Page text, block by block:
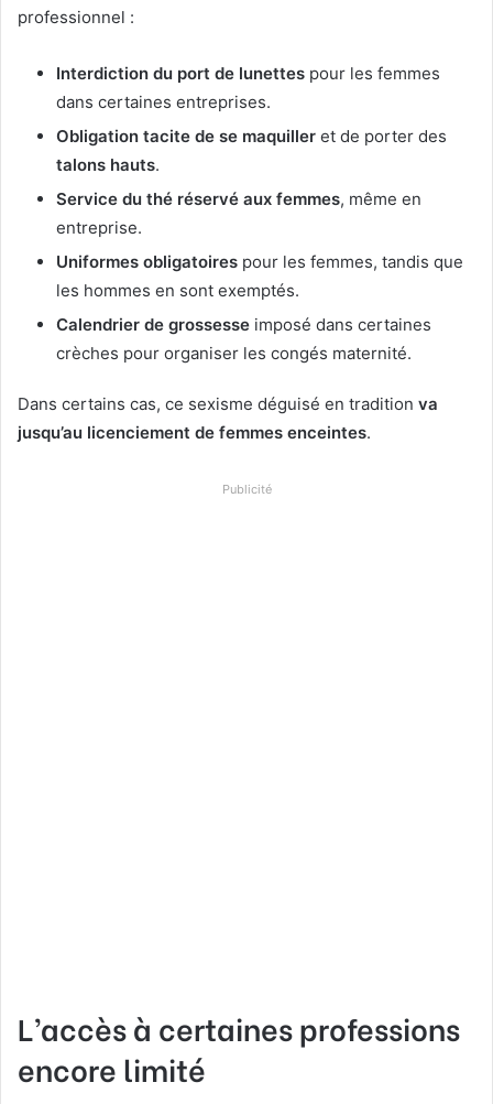
professionnel :
Interdiction du port de lunettes pour les femmes
dans certaines entreprises.
Obligation tacite de se maquiller et de porter des
talons hauts.
Service du thé réservé aux femmes, même en
entreprise.
Uniformes obligatoires pour les femmes, tandis que
les hommes en sont exemptés.
Calendrier de grossesse imposé dans certaines
crèches pour organiser les congés maternité.
Dans certains cas, ce sexisme déguisé en tradition va
jusqu’au licenciement de femmes enceintes.
Publicité
L’accès à certaines professions
encore limité